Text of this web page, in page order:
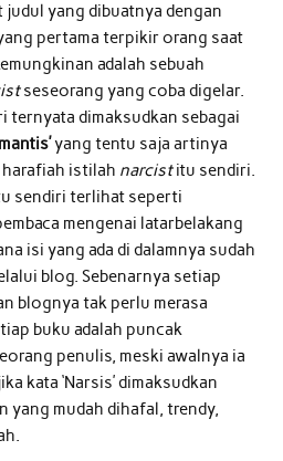
judul yang dibuatnya dengan
pertama terpikir orang saat
adalah sebuah
seseorang yang coba digelar.
ternyata dimaksudkan sebagai
yang tentu saja artinya
harafiah istilah narcistitu sendiri.
sendiri terlihat seperti
mengenai latarbelakang
isi yang ada di dalamnya sudah
blog. Sebenarnya setiap
blognya tak perlu merasa
buku adalah puncak
penulis, meski awalnya ia
kata ‘Narsis’ dimaksudkan
yang mudah dihafal, trendy,